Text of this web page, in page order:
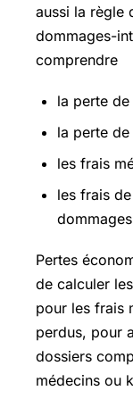
aussi la règle
dommages-
comprendre
la perte
la perte
les frais
les frais
Pertes
de calculer
pour les frais
perdus, pour
dossiers
médecins ou